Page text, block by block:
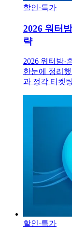
할인·특가
2026 워터
략
2026 워터밤·
한눈에 정리
과 정각 티켓
할인·특가